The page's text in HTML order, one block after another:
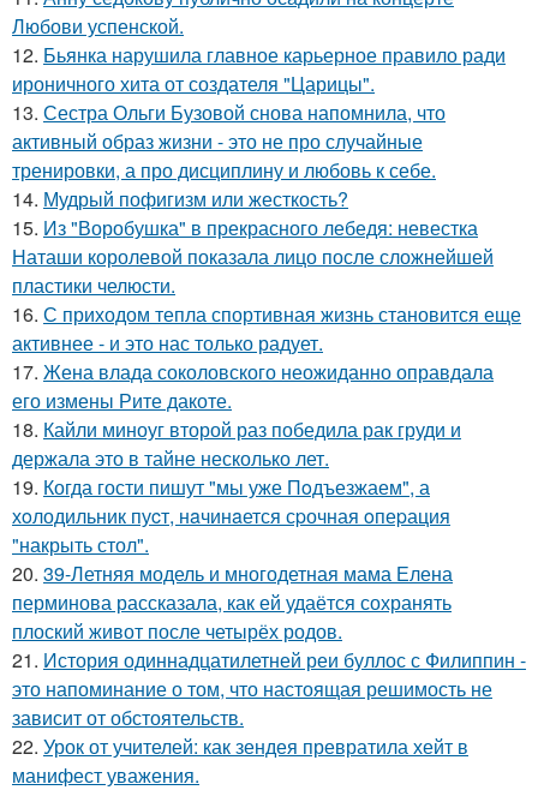
Любови успенской.
12. Бьянка нарушила главное карьерное правило ради
ироничного хита от создателя "Царицы".
13. Сестра Ольги Бузовой снова напомнила, что
активный образ жизни - это не про случайные
тренировки, а про дисциплину и любовь к себе.
14. Мудрый пофигизм или жесткость?
15. Из "Воробушка" в прекрасного лебедя: невестка
Наташи королевой показала лицо после сложнейшей
пластики челюсти.
16. С приходом тепла спортивная жизнь становится еще
активнее - и это нас только радует.
17. Жена влада соколовского неожиданно оправдала
его измены Рите дакоте.
18. Кайли миноуг второй раз победила рак груди и
держала это в тайне несколько лет.
19. Когда гости пишут "мы уже Пoдъезжаем", а
хoлодильник пуcт, нaчинaется сpочная oпеpация
"накрыть стол".
20. 39-Летняя модель и многодетная мама Елена
перминова рассказала, как ей удаётся сохранять
плоский живот после четырёх родов.
21. История одиннадцатилетней реи буллос с Филиппин -
это напоминание о том, что настоящая решимость не
зависит от обстоятельств.
22. Урок от учителей: как зендея превратила хейт в
манифест уважения.